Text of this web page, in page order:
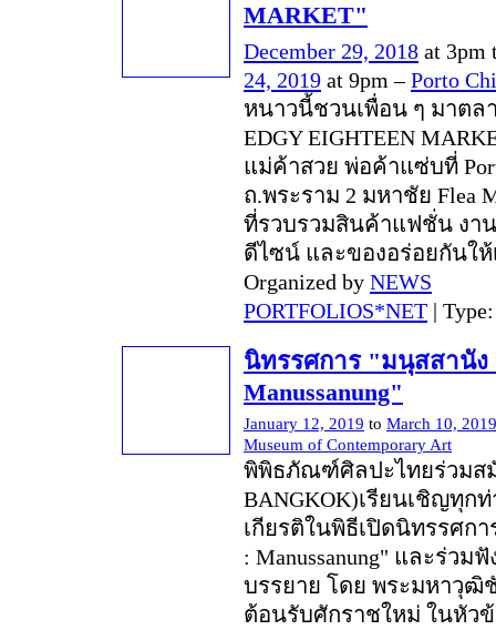
MARKET"
December 29, 2018 at 3pm
24, 2019 at 9pm –Porto
หนาวนี้ชวนเพื่อน ๆ มาตล
EDGY EIGHTEEN
แม่ค้าสวย พ่อค้าแซ่บที่
ถ.พระราม 2 มหาชัย Flea
ที่รวบรวมสินค้าแฟชั่น งา
ดีไซน์ และของอร่อยกันให้
Organized by NEWS
PORTFOLIOS*NET |
นิทรรศการ "มนุสสานัง
Manussanung"
January 12, 2019 to March 10, 2019
Museum of Contemporary Art
พิพิธภัณฑ์ศิลปะไทยร่วมสมั
BANGKOK)เรียนเชิญทุก
เกียรติในพิธีเปิดนิทรรศก
: Manussanung" และร่วม
บรรยาย โดย พระมหาวุฒิ
ต้อนรับศักราชใหม่ ในหัว